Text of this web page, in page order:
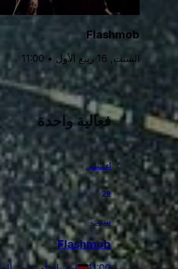
Flashmob
السبت, 16 ربيع الأول • 11:00
فعالية واحدة
أغسطس
29
سبت
Flashmob